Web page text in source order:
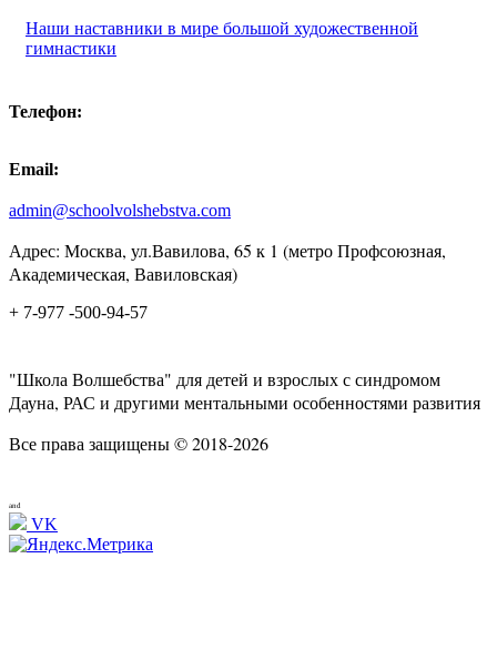
Наши наставники в мире большой художественной
гимнастики
Телефон:
Email:
admin@schoolvolshebstva.com
Адрес: Москва, ул.Вавилова, 65 к 1 (метро Профсоюзная,
Академическая, Вавиловская)
+ 7-977 -500-94-57
"Школа Волшебства" для детей и взрослых с синдромом
Дауна, РАС и другими ментальными особенностями развития
Все права защищены © 2018-2026
and
VK